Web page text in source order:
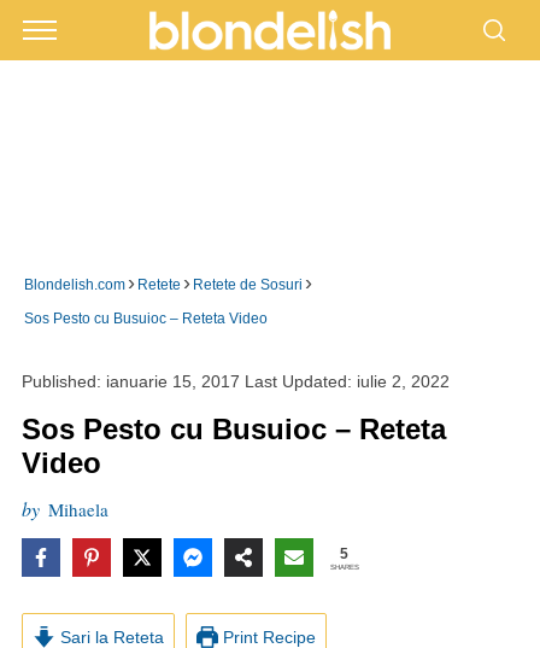
Blondelish.com › Retete › Retete de Sosuri ›
Sos Pesto cu Busuioc – Reteta Video
Published: ianuarie 15, 2017 Last Updated: iulie 2, 2022
Sos Pesto cu Busuioc – Reteta
Video
by Mihaela
5
SHARES
Sari la Reteta Print Recipe